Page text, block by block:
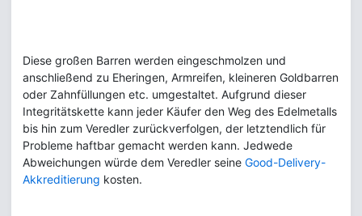
Diese großen Barren werden eingeschmolzen und
anschließend zu Eheringen, Armreifen, kleineren Goldbarren
oder Zahnfüllungen etc. umgestaltet. Aufgrund dieser
Integritätskette kann jeder Käufer den Weg des Edelmetalls
bis hin zum Veredler zurückverfolgen, der letztendlich für
Probleme haftbar gemacht werden kann. Jedwede
Abweichungen würde dem Veredler seine Good-Delivery-
Akkreditierung kosten.